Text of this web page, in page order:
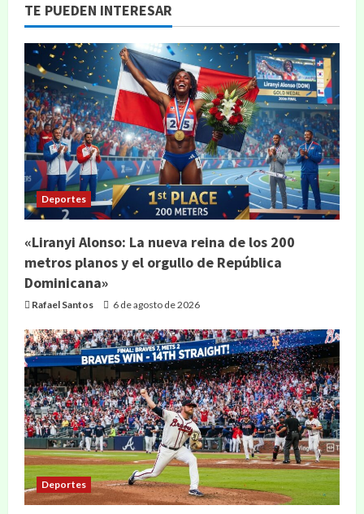
TE PUEDEN INTERESAR
Deportes
«Liranyi Alonso: La nueva reina de los 200
metros planos y el orgullo de República
Dominicana»
Rafael Santos 6 de agosto de 2026
Deportes